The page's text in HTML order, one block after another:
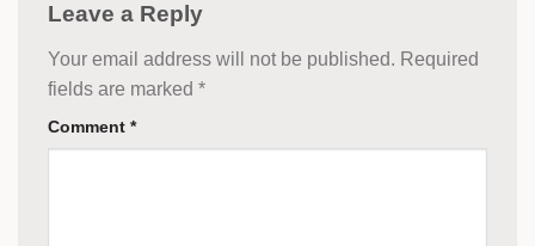
Leave a Reply
Your email address will not be published. Required
fields are marked *
Comment *